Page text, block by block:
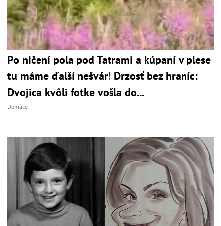
Po ničení pola pod Tatrami a kúpaní v plese
tu máme ďalší nešvár! Drzosť bez hraníc:
Dvojica kvôli fotke vošla do...
Domáce